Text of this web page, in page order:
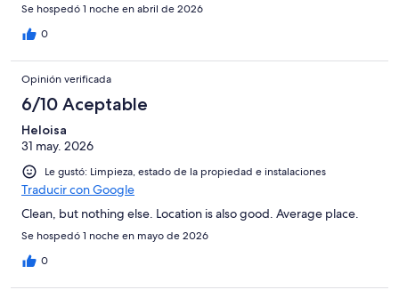
Se hospedó 1 noche en abril de 2026
0
Opinión verificada
6/10 Aceptable
Heloisa
31 may. 2026
Le gustó: Limpieza, estado de la propiedad e instalaciones
Traducir con Google
Clean, but nothing else. Location is also good. Average place.
Se hospedó 1 noche en mayo de 2026
0